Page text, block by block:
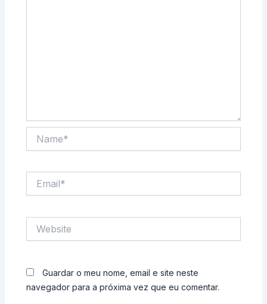
Guardar o meu nome, email e site neste
navegador para a próxima vez que eu comentar.